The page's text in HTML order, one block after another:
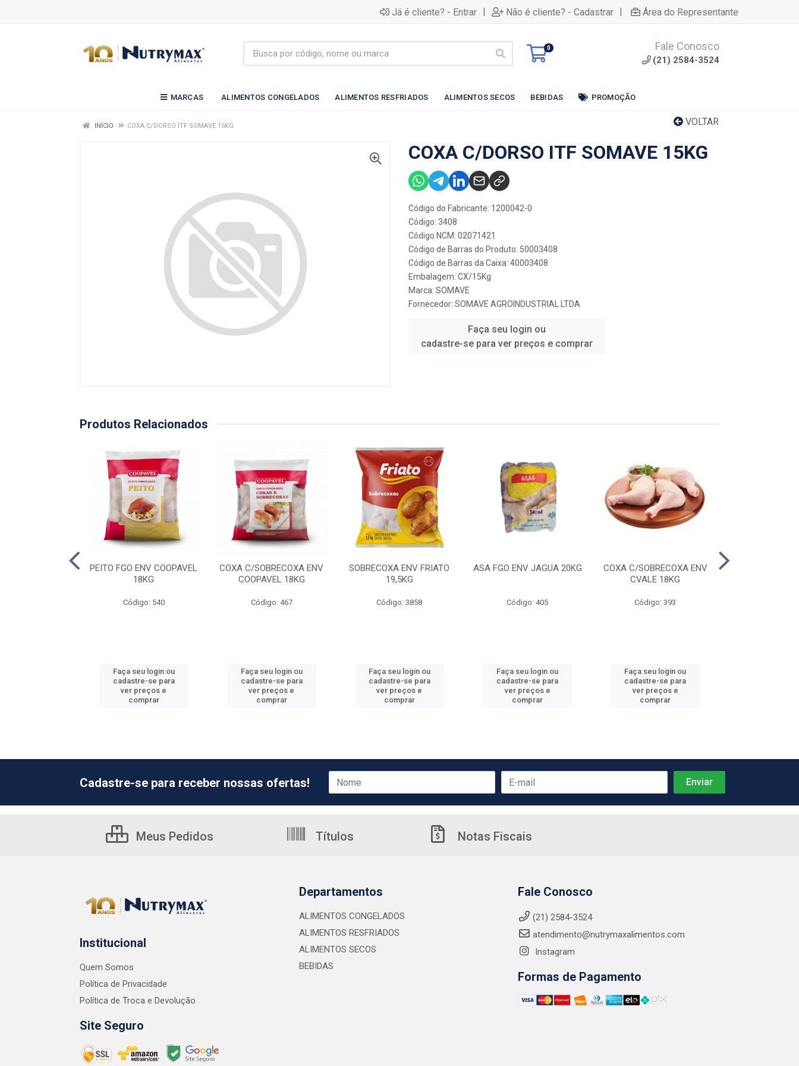
Já é cliente? - Entrar | Não é cliente? - Cadastrar | Área do Representante
0 Fale Conosco
(21) 2584-3524
MARCAS ALIMENTOS CONGELADOS ALIMENTOS RESFRIADOS ALIMENTOS SECOS BEBIDAS PROMOÇÃO
VOLTAR
INÍCIO COXA C/DORSO ITF SOMAVE 15KG
COXA C/DORSO ITF SOMAVE 15KG
Código do Fabricante: 1200042-0
Código: 3408
Código NCM: 02071421
Código de Barras do Produto: 50003408
Código de Barras da Caixa: 40003408
Embalagem: CX/15Kg
Marca: SOMAVE
Fornecedor: SOMAVE AGROINDUSTRIAL LTDA
Faça seu login ou
cadastre-se para ver preços e comprar
Produtos Relacionados
PEITO FGO ENV COOPAVEL
18KG
Código: 540
Faça seu login ou
cadastre-se para
ver preços e
comprar
COXA C/SOBRECOXA ENV
COOPAVEL 18KG
Código: 467
Faça seu login ou
cadastre-se para
ver preços e
comprar
SOBRECOXA ENV FRIATO
19,5KG
Código: 3858
Faça seu login ou
cadastre-se para
ver preços e
comprar
ASA FGO ENV JAGUA 20KG
Código: 405
Faça seu login ou
cadastre-se para
ver preços e
comprar
COXA C/SOBRECOXA ENV
CVALE 18KG
Código: 393
Faça seu login ou
cadastre-se para
ver preços e
comprar
Cadastre-se para receber nossas ofertas!
Meus Pedidos Títulos Notas Fiscais
Institucional
Quem Somos
Política de Privacidade
Política de Troca e Devolução
Site Seguro
Departamentos
ALIMENTOS CONGELADOS
ALIMENTOS RESFRIADOS
ALIMENTOS SECOS
BEBIDAS
Fale Conosco
(21) 2584-3524
atendimento@nutrymaxalimentos.com
Instagram
Formas de Pagamento